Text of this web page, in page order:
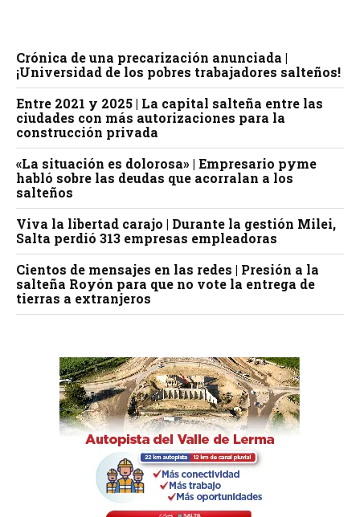
Crónica de una precarización anunciada |
¡Universidad de los pobres trabajadores salteños!
Entre 2021 y 2025 | La capital salteña entre las
ciudades con más autorizaciones para la
construcción privada
«La situación es dolorosa» | Empresario pyme
habló sobre las deudas que acorralan a los
salteños
Viva la libertad carajo | Durante la gestión Milei,
Salta perdió 313 empresas empleadoras
Cientos de mensajes en las redes | Presión a la
salteña Royón para que no vote la entrega de
tierras a extranjeros